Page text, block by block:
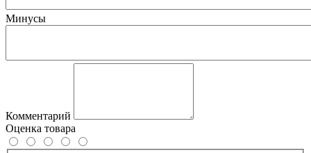
Минусы
Комментарий
Оценка товара